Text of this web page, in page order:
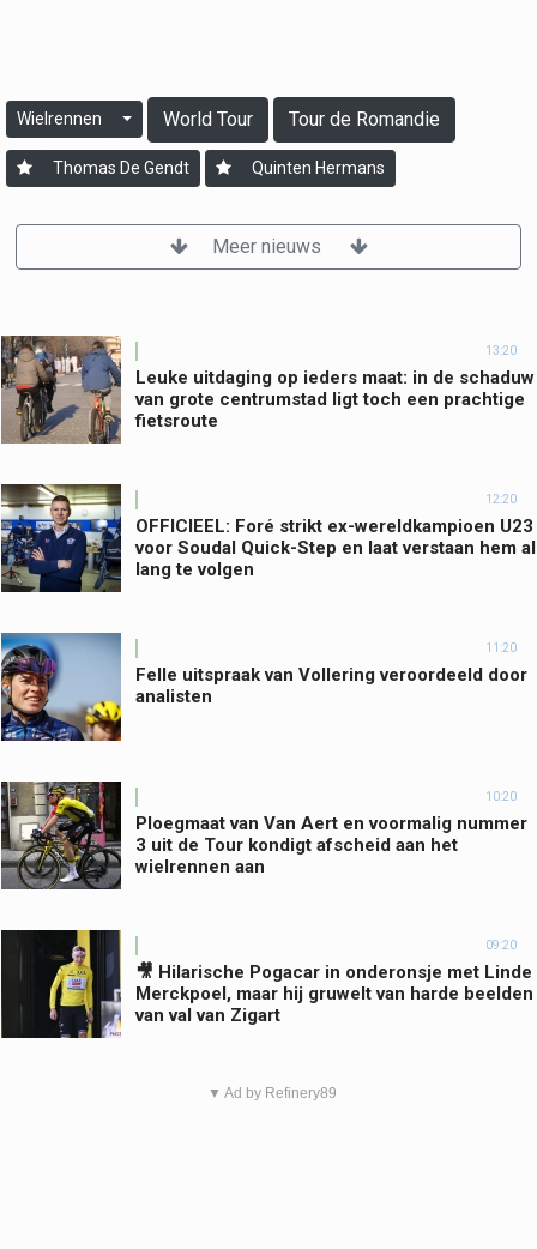
Wielrennen World Tour Tour de Romandie
Thomas De Gendt Quinten Hermans
Meer nieuws
13:20
Leuke uitdaging op ieders maat: in de schaduw
van grote centrumstad ligt toch een prachtige
fietsroute
12:20
OFFICIEEL: Foré strikt ex-wereldkampioen U23
voor Soudal Quick-Step en laat verstaan hem al
lang te volgen
11:20
Felle uitspraak van Vollering veroordeeld door
analisten
10:20
Ploegmaat van Van Aert en voormalig nummer
3 uit de Tour kondigt afscheid aan het
wielrennen aan
09:20
🎥 Hilarische Pogacar in onderonsje met Linde
Merckpoel, maar hij gruwelt van harde beelden
van val van Zigart
▼ Ad by Refinery89